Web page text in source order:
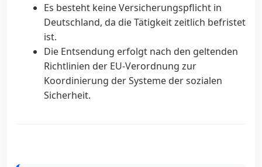
Es besteht keine Versicherungspflicht in
Deutschland, da die Tätigkeit zeitlich befristet
ist.
Die Entsendung erfolgt nach den geltenden
Richtlinien der EU-Verordnung zur
Koordinierung der Systeme der sozialen
Sicherheit.